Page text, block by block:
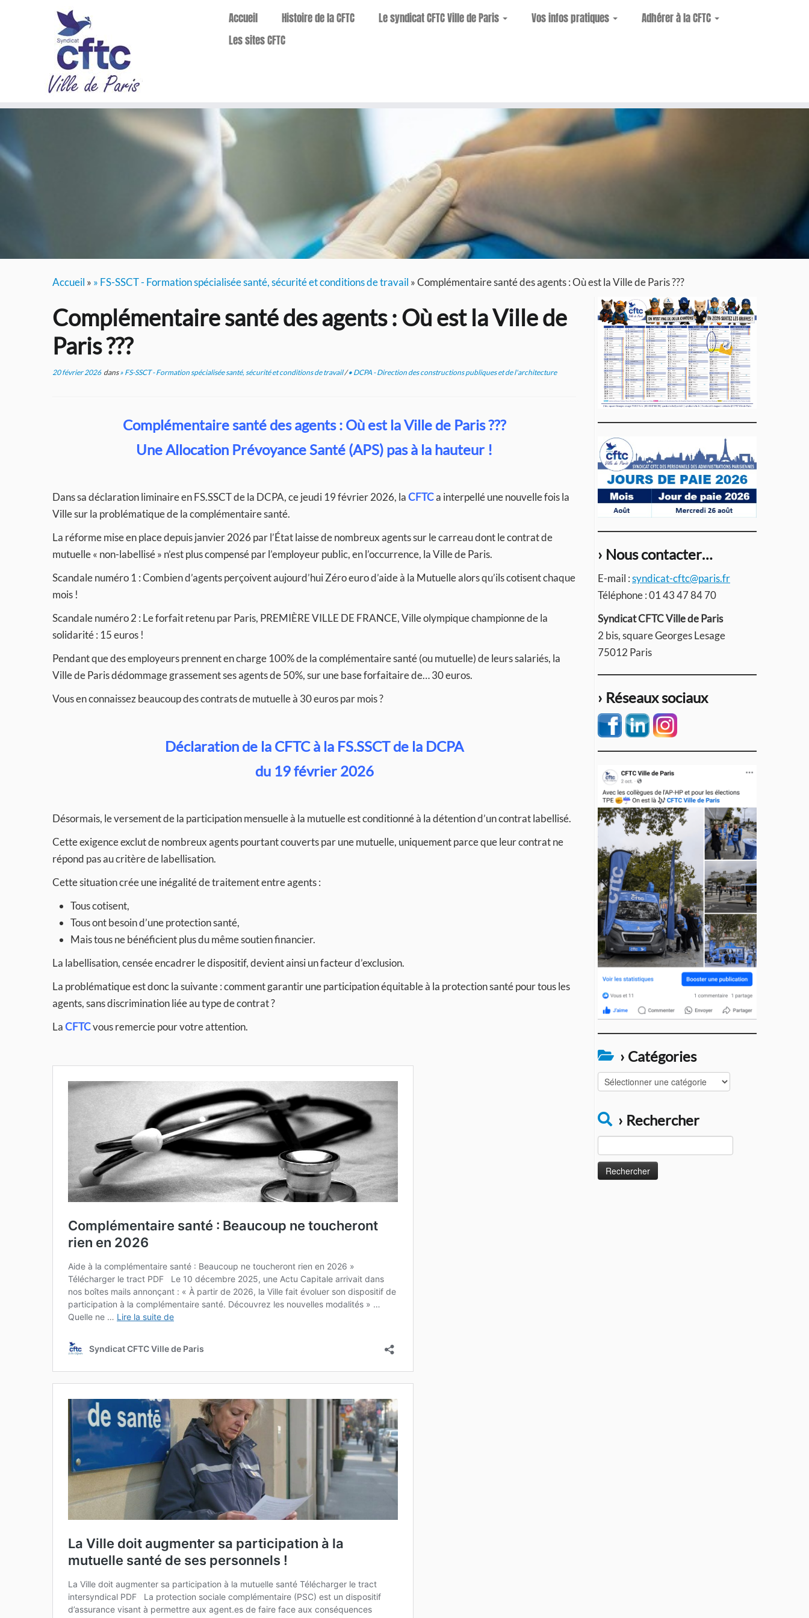
contenu
Accueil Histoire de la CFTC Le syndicat CFTC Ville de Paris Vos infos pratiques
Adhérer à la CFTC
Les sites CFTC
Accueil » » FS-SSCT - Formation spécialisée santé, sécurité et conditions de travail »Complémentaire santé des agents : Où est la Ville de Paris ???
Complémentaire santé des agents : Où est la Ville de
Paris ???
20 février 2026dans» FS-SSCT - Formation spécialisée santé, sécurité et conditions de travail/• DCPA - Direction des constructions publiques et de l'architecture
Complémentaire santé des agents : Où est la Ville de Paris ???
Une Allocation Prévoyance Santé (APS) pas à la hauteur !
Dans sa déclaration liminaire en FS.SSCT de la DCPA, ce jeudi 19 février 2026, laCFTCa interpellé une nouvelle fois la
Ville sur la problématique de la complémentaire santé.
La réforme mise en place depuis janvier 2026 par l’État laisse de nombreux agents sur le carreau dont le contrat de
mutuelle « non-labellisé » n’est plus compensé par l’employeur public, en l’occurrence, la Ville de Paris.
Scandale numéro 1 : Combien d’agents perçoivent aujourd’hui Zéro euro d’aide à la Mutuelle alors qu’ils cotisent chaque
mois !
Scandale numéro 2 : Le forfait retenu par Paris, PREMIÈRE VILLE DE FRANCE, Ville olympique championne de la
solidarité : 15 euros !
Pendant que des employeurs prennent en charge 100% de la complémentaire santé (ou mutuelle) de leurs salariés, la
Ville de Paris dédommage grassement ses agents de 50%, sur une base forfaitaire de… 30 euros.
Vous en connaissez beaucoup des contrats de mutuelle à 30 euros par mois ?
Déclaration de la CFTC à la FS.SSCT de la DCPA
du 19 février 2026
Désormais, le versement de la participation mensuelle à la mutuelle est conditionné à la détention d’un contrat labellisé.
Cette exigence exclut de nombreux agents pourtant couverts par une mutuelle, uniquement parce que leur contrat ne
répond pas au critère de labellisation.
Cette situation crée une inégalité de traitement entre agents :
Tous cotisent,
Tous ont besoin d’une protection santé,
Mais tous ne bénéficient plus du même soutien financier.
La labellisation, censée encadrer le dispositif, devient ainsi un facteur d’exclusion.
La problématique est donc la suivante : comment garantir une participation équitable à la protection santé pour tous les
agents, sans discrimination liée au type de contrat ?
LaCFTCvous remercie pour votre attention.
› Nous contacter…
E-mail :syndicat-cftc@paris.fr
Téléphone : 01 43 47 84 70
Syndicat CFTC Ville de Paris
2 bis, square Georges Lesage
75012 Paris
› Réseaux sociaux
› Catégories
Catégories
› Rechercher